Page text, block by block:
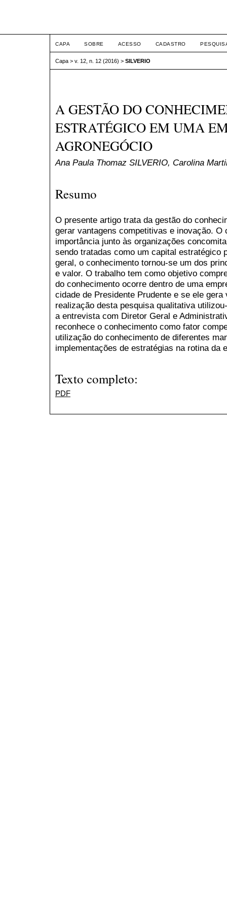
CAPA SOBRE ACESSO CADASTRO
Capa > v. 12, n. 12 (2016) > SILVERIO
A GESTÃO DO
ESTRATÉGICO EM UMA
AGRONEGÓCIO
Ana Paula Thomaz SILVERIO, Carolina
Resumo
O presente artigo trata da gestão do
gerar vantagens competitivas e inovação. O
importância junto às organizações
sendo tratadas como um capital estratégico
geral, o conhecimento tornou-se um dos
e valor. O trabalho tem como objetivo
do conhecimento ocorre dentro de uma
cidade de Presidente Prudente e se ele
realização desta pesquisa qualitativa
a entrevista com Diretor Geral e
reconhece o conhecimento como fator
utilização do conhecimento de diferentes
implementações de estratégias na rotina da
Texto completo:
PDF